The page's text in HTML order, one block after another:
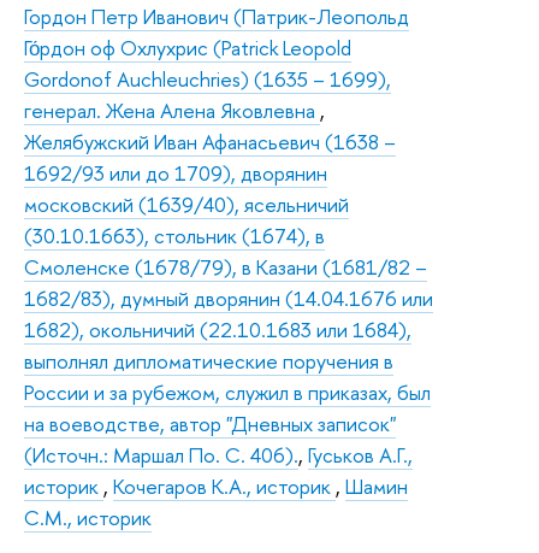
Гордон Петр Иванович (Патрик-Леопольд
Го́рдон оф Охлухрис (Patrick Leopold
Gordonof Auchleuchries) (1635 – 1699),
генерал. Жена Алена Яковлевна ,
Желябужский Иван Афанасьевич (1638 –
1692/93 или до 1709), дворянин
московский (1639/40), ясельничий
(30.10.1663), стольник (1674), в
Смоленске (1678/79), в Казани (1681/82 –
1682/83), думный дворянин (14.04.1676 или
1682), окольничий (22.10.1683 или 1684),
выполнял дипломатические поручения в
России и за рубежом, служил в приказах, был
на воеводстве, автор "Дневных записок"
(Источн.: Маршал По. С. 406)., Гуськов А.Г.,
историк , Кочегаров К.А., историк , Шамин
C.М., историк